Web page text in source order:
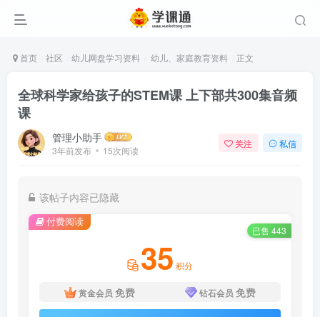
首页 社区 幼儿网盘学习资料 幼儿、家庭教育资料 正文
全球科学家给孩子的STEM课 上下部共300集音频
课
管理小助手
3年前发布 15次阅读
关注 私信
该帖子内容已隐藏
付费阅读
已售 443
35 积分
黄金会员 免费 钻石会员 免费